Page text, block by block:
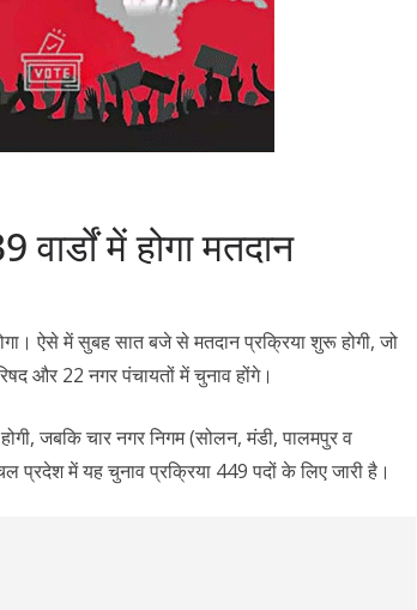
में होगा मतदान
ऐसे में सुबह सात बजे से मतदान प्रक्रिया शुरू होगी, जो
और 22 नगर पंचायतों में चुनाव होंगे।
जबकि चार नगर निगम (सोलन, मंडी, पालमपुर व
प्रदेश में यह चुनाव प्रक्रिया 449 पदों के लिए जारी है।